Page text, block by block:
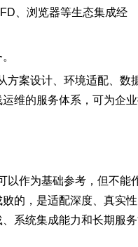
、浏览器等生态集成经
方案设计、环境适配、数
维的服务体系，可为企
以作为基础参考，但不能
的，是适配深度、真实性
系统集成能力和长期服